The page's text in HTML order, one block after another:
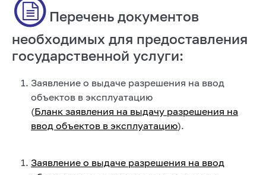
Перечень документов
необходимых для предоставления
государственной услуги:
Заявление о выдаче разрешения на ввод
объектов в эксплуатацию
(Бланк заявления на выдачу разрешения на
ввод объектов в эксплуатацию).
Заявление о выдаче разрешения на ввод